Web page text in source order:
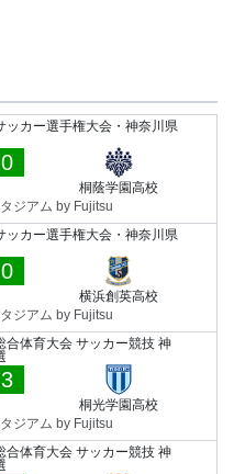
ッカー選手権大会・神奈川県
0
桐蔭学園高校
ジアム by Fujitsu
ッカー選手権大会・神奈川県
0
横浜創英高校
ジアム by Fujitsu
合体育大会 サッカー競技 神
3
桐光学園高校
ジアム by Fujitsu
合体育大会 サッカー競技 神